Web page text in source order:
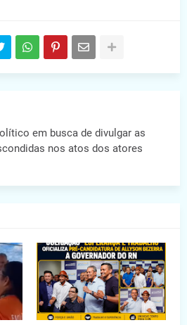
em busca de divulgar as
nos atos dos atores